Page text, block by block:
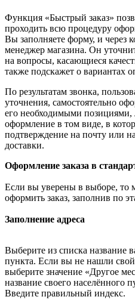
Функция «Быстрый заказ»
проходить всю процедуру
Вы заполняете форму, и через
менеджер магазина. Он
на вопросы, касающиеся
также подскажет о вариантах
По результатам звонка,
уточнения, самостоятельно
его необходимыми позициями,
оформление в том виде, в
подтверждение на почту или
доставки.
Оформление заказа в
Если вы уверены в выборе, то
оформить заказ, заполнив по
Заполнение адреса
Выберите из списка название
пункта. Если вы не нашли
выберите значение «Другое
название своего населённого
Введите правильный индекс.